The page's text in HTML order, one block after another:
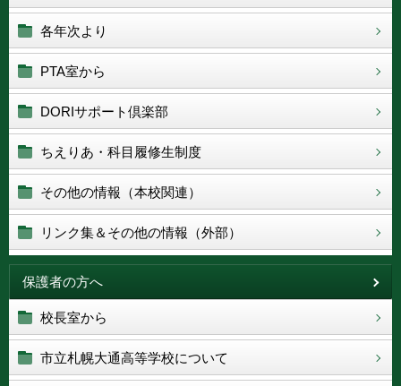
各年次より
PTA室から
DORIサポート倶楽部
ちえりあ・科目履修生制度
その他の情報（本校関連）
リンク集＆その他の情報（外部）
保護者の方へ
校長室から
市立札幌大通高等学校について